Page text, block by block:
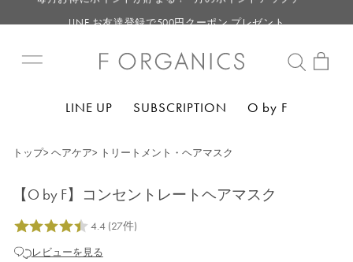
【重要】お盆期間中のお問い合わせと商品配送に関しまして
LINE お友達登録で500円クーポン プレゼント
LINE UP SUBSCRIPTION O by F
トップ> ヘアケア> トリートメント・ヘアマスク
【O by F】コンセントレートヘアマスク
レビューを見る